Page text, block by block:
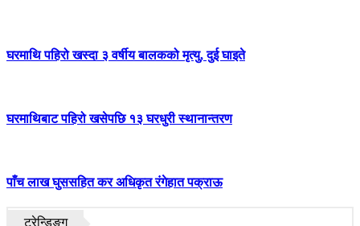
घरमाथि पहिरो खस्दा ३ वर्षीय बालकको मृत्यु, दुई घाइते
घरमाथिबाट पहिरो खसेपछि १३ घरधुरी स्थानान्तरण
पाँच लाख घुससहित कर अधिकृत रंगेहात पक्राऊ
ट्रेन्डिङ्ग